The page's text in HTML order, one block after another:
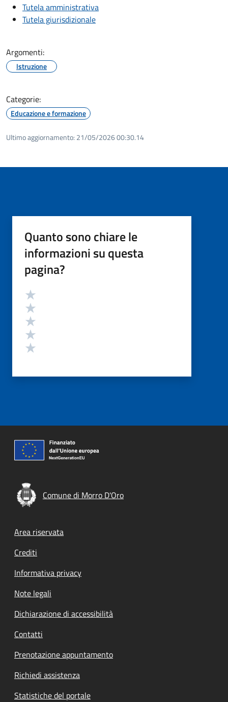
Tutela amministrativa
Tutela giurisdizionale
Argomenti:
Istruzione
Categorie:
Educazione e formazione
Ultimo aggiornamento: 21/05/2026 00:30.14
Quanto sono chiare le
informazioni su questa
pagina?
Valutazione
Comune di Morro D'Oro
Footer menu
Area riservata
Crediti
Informativa privacy
Note legali
Dichiarazione di accessibilità
Contatti
Prenotazione appuntamento
Richiedi assistenza
Statistiche del portale